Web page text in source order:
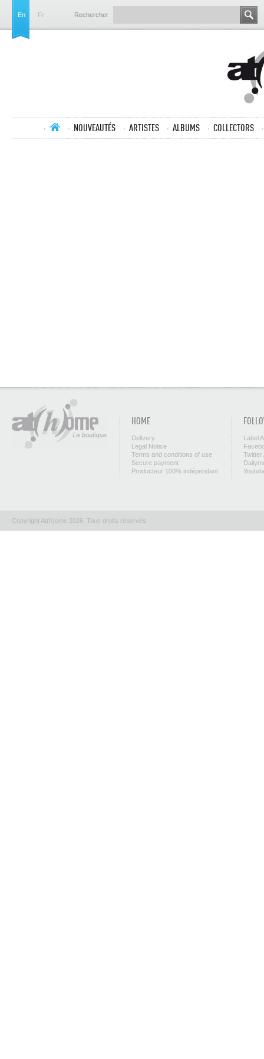
En Fr Rechercher
NOUVEAUTÉS ARTISTES ALBUMS COLLECTORS
HOME
Delivery
Legal Notice
Terms and conditions of use
Secure payment
Producteur 100% indépendant
Label
Twitter
Copyright At(h)ome 2026. Tous droits réservés